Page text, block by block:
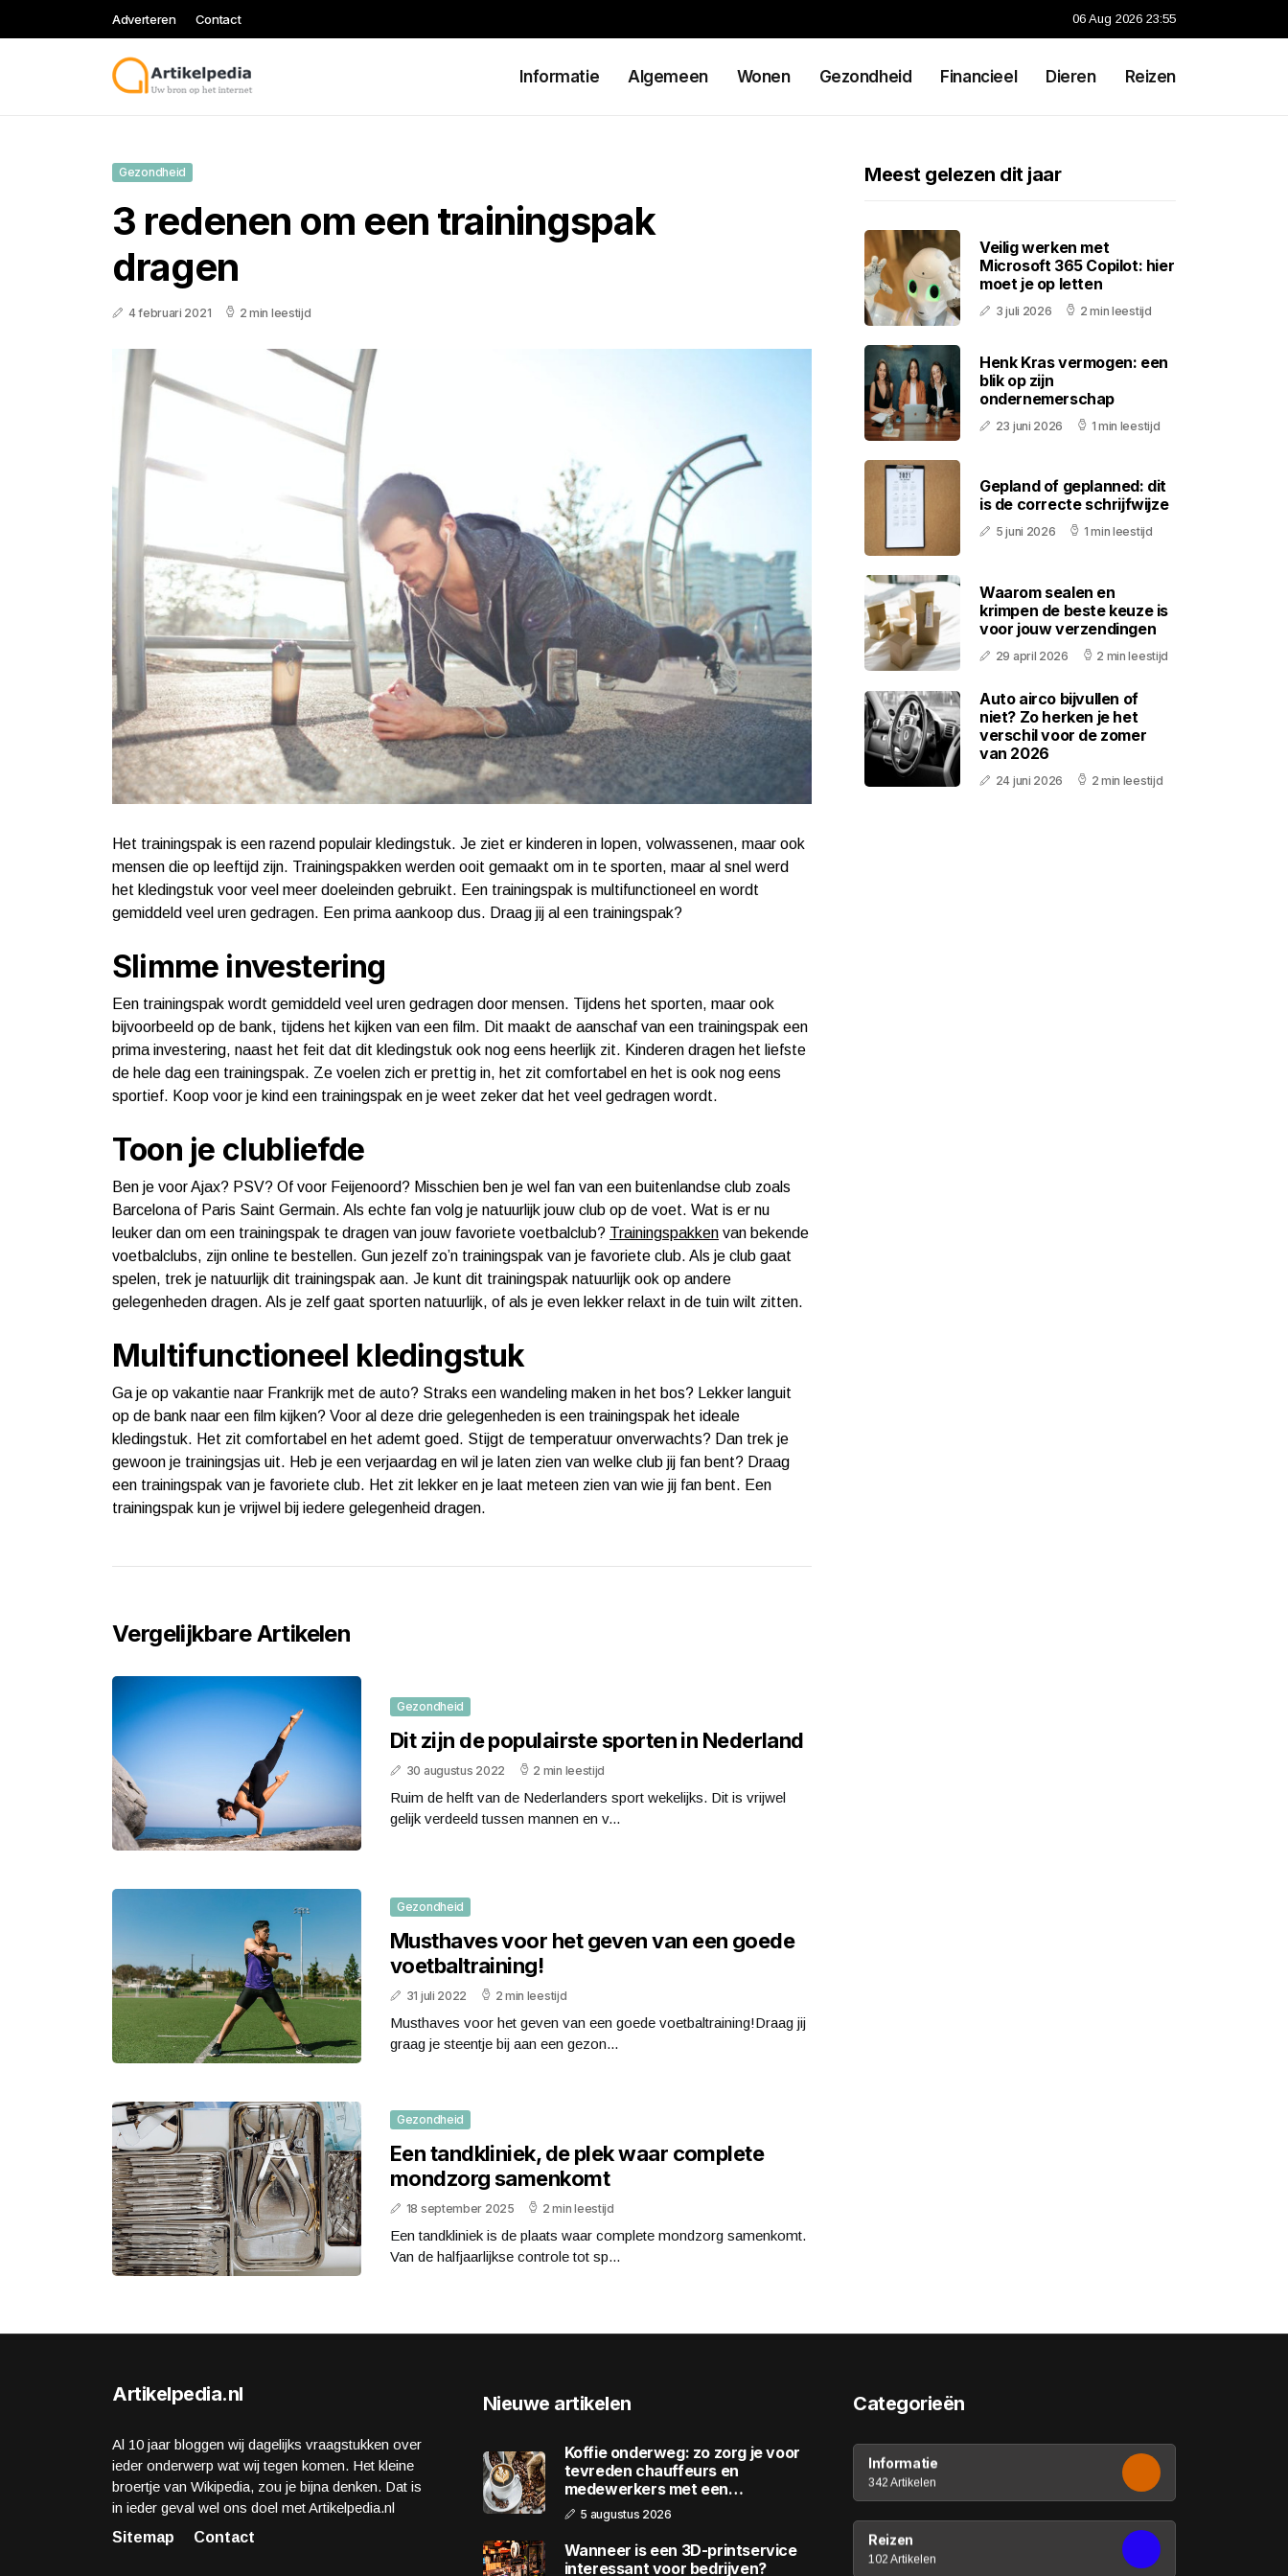
Adverteren Contact 06 Aug 2026 23:55
Informatie Algemeen Wonen Gezondheid Financieel Dieren Reizen
Gezondheid
3 redenen om een trainingspak
dragen
4 februari 2021 2 min leestijd
Het trainingspak is een razend populair kledingstuk. Je ziet er kinderen in lopen, volwassenen, maar ook
mensen die op leeftijd zijn. Trainingspakken werden ooit gemaakt om in te sporten, maar al snel werd
het kledingstuk voor veel meer doeleinden gebruikt. Een trainingspak is multifunctioneel en wordt
gemiddeld veel uren gedragen. Een prima aankoop dus. Draag jij al een trainingspak?
Slimme investering
Een trainingspak wordt gemiddeld veel uren gedragen door mensen. Tijdens het sporten, maar ook
bijvoorbeeld op de bank, tijdens het kijken van een film. Dit maakt de aanschaf van een trainingspak een
prima investering, naast het feit dat dit kledingstuk ook nog eens heerlijk zit. Kinderen dragen het liefste
de hele dag een trainingspak. Ze voelen zich er prettig in, het zit comfortabel en het is ook nog eens
sportief. Koop voor je kind een trainingspak en je weet zeker dat het veel gedragen wordt.
Toon je clubliefde
Ben je voor Ajax? PSV? Of voor Feijenoord? Misschien ben je wel fan van een buitenlandse club zoals
Barcelona of Paris Saint Germain. Als echte fan volg je natuurlijk jouw club op de voet. Wat is er nu
leuker dan om een trainingspak te dragen van jouw favoriete voetbalclub? Trainingspakken van bekende
voetbalclubs, zijn online te bestellen. Gun jezelf zo’n trainingspak van je favoriete club. Als je club gaat
spelen, trek je natuurlijk dit trainingspak aan. Je kunt dit trainingspak natuurlijk ook op andere
gelegenheden dragen. Als je zelf gaat sporten natuurlijk, of als je even lekker relaxt in de tuin wilt zitten.
Multifunctioneel kledingstuk
Ga je op vakantie naar Frankrijk met de auto? Straks een wandeling maken in het bos? Lekker languit
op de bank naar een film kijken? Voor al deze drie gelegenheden is een trainingspak het ideale
kledingstuk. Het zit comfortabel en het ademt goed. Stijgt de temperatuur onverwachts? Dan trek je
gewoon je trainingsjas uit. Heb je een verjaardag en wil je laten zien van welke club jij fan bent? Draag
een trainingspak van je favoriete club. Het zit lekker en je laat meteen zien van wie jij fan bent. Een
trainingspak kun je vrijwel bij iedere gelegenheid dragen.
Vergelijkbare Artikelen
Gezondheid
Dit zijn de populairste sporten in Nederland
30 augustus 2022 2 min leestijd
Ruim de helft van de Nederlanders sport wekelijks. Dit is vrijwel
gelijk verdeeld tussen mannen en v...
Gezondheid
Musthaves voor het geven van een goede
voetbaltraining!
31 juli 2022 2 min leestijd
Musthaves voor het geven van een goede voetbaltraining!Draag jij
graag je steentje bij aan een gezon...
Gezondheid
Een tandkliniek, de plek waar complete
mondzorg samenkomt
18 september 2025 2 min leestijd
Een tandkliniek is de plaats waar complete mondzorg samenkomt.
Van de halfjaarlijkse controle tot sp...
Meest gelezen dit jaar
Veilig werken met
Microsoft 365 Copilot: hier
moet je op letten
3 juli 2026 2 min leestijd
Henk Kras vermogen: een
blik op zijn
ondernemerschap
23 juni 2026 1 min leestijd
Gepland of geplanned: dit
is de correcte schrijfwijze
5 juni 2026 1 min leestijd
Waarom sealen en
krimpen de beste keuze is
voor jouw verzendingen
29 april 2026 2 min leestijd
Auto airco bijvullen of
niet? Zo herken je het
verschil voor de zomer
van 2026
24 juni 2026 2 min leestijd
Artikelpedia.nl
Al 10 jaar bloggen wij dagelijks vraagstukken over
ieder onderwerp wat wij tegen komen. Het kleine
broertje van Wikipedia, zou je bijna denken. Dat is
in ieder geval wel ons doel met Artikelpedia.nl
Sitemap
Contact
Nieuwe artikelen
Koffie onderweg: zo zorg je voor
tevreden chauffeurs en
medewerkers met een
wagenpark
5 augustus 2026
Wanneer is een 3D-printservice
interessant voor bedrijven?
Categorieën
Informatie
342 Artikelen
Reizen
102 Artikelen